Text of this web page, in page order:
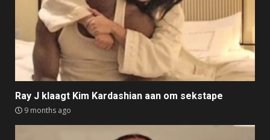
Ray J klaagt Kim Kardashian aan om sekstape
9 months ago